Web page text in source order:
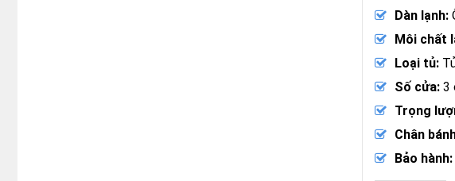
Dàn lạnh:
Môi chất
Loại tủ:
Số cửa: 3
Trọng
Chân
Bảo hành: